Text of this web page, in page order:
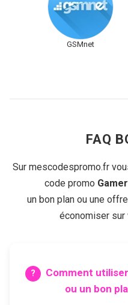
GSMnet
FAQ
Sur mescodespromo.fr
code promo
un bon plan ou une
économiser sur
Comment
ou un bon